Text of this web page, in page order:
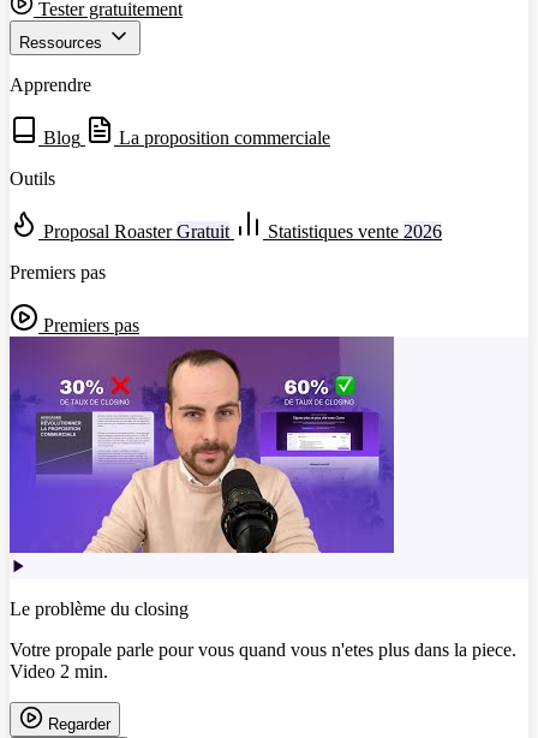
Tester gratuitement
Ressources
Apprendre
Blog
La proposition commerciale
Outils
Proposal Roaster Gratuit Statistiques vente 2026
Premiers pas
Premiers pas
Le problème du closing
Votre propale parle pour vous quand vous n'etes plus dans la piece.
Video 2 min.
Regarder